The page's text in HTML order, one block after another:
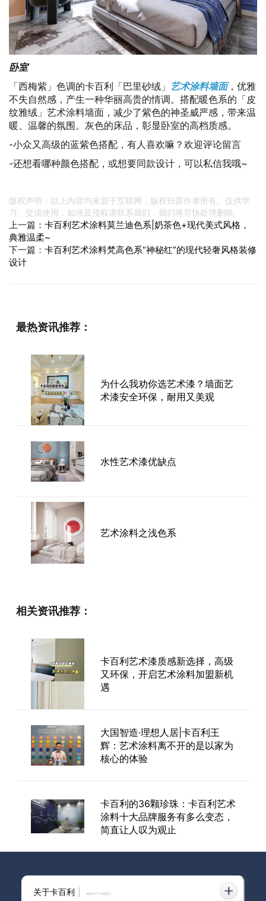
卧室
「西梅紫」色调的卡百利「巴里砂绒」 艺术涂料墙面，优雅
不失自然感，产生一种华丽高贵的情调。搭配暖色系的「皮
纹雅绒」艺术涂料墙面，减少了紫色的神圣威严感，带来温
暖、温馨的氛围。灰色的床品，彰显卧室的高档质感。
-小众又高级的蓝紫色搭配，有人喜欢嘛？欢迎评论留言
-还想看哪种颜色搭配，或想要同款设计，可以私信我哦~
版权声明：以上内容均来源于互联网，版权归原作者所有。仅供学
习、交流使用，如涉及侵权请联系我们，我们将尽快处理删除。
上一篇： 卡百利艺术涂料莫兰迪色系|奶茶色+现代美式风格，
典雅温柔~
下一篇： 卡百利艺术涂料梵高色系“神秘红”的现代轻奢风格装修
设计
最热资讯推荐：
为什么我劝你选艺术漆？墙面艺
术漆安全环保，耐用又美观
水性艺术漆优缺点
艺术涂料之浅色系
奶油灰窗帘yyds！现代风格艺术
涂料装修可以闭眼入！
用艺术涂料装点有品位的家
相关资讯推荐：
卡百利艺术漆质感新选择，高级
又环保，开启艺术涂料加盟新机
遇
大国智造·理想人居|卡百利王
辉：艺术涂料离不开的是以家为
核心的体验
卡百利的36颗珍珠：卡百利艺术
涂料十大品牌服务有多么变态，
简直让人叹为观止
南：环保与美观如何兼得？
关于卡百利 ABOUT KABEL